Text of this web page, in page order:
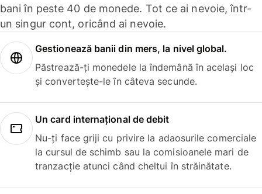
bani în peste 40 de monede. Tot ce ai nevoie, într-
un singur cont, oricând ai nevoie.
Gestionează banii din mers, la nivel global.
Păstrează-ți monedele la îndemână în același loc
și convertește-le în câteva secunde.
Un card internațional de debit
Nu-ți face griji cu privire la adaosurile comerciale
la cursul de schimb sau la comisioanele mari de
tranzacție atunci când cheltui în străinătate.